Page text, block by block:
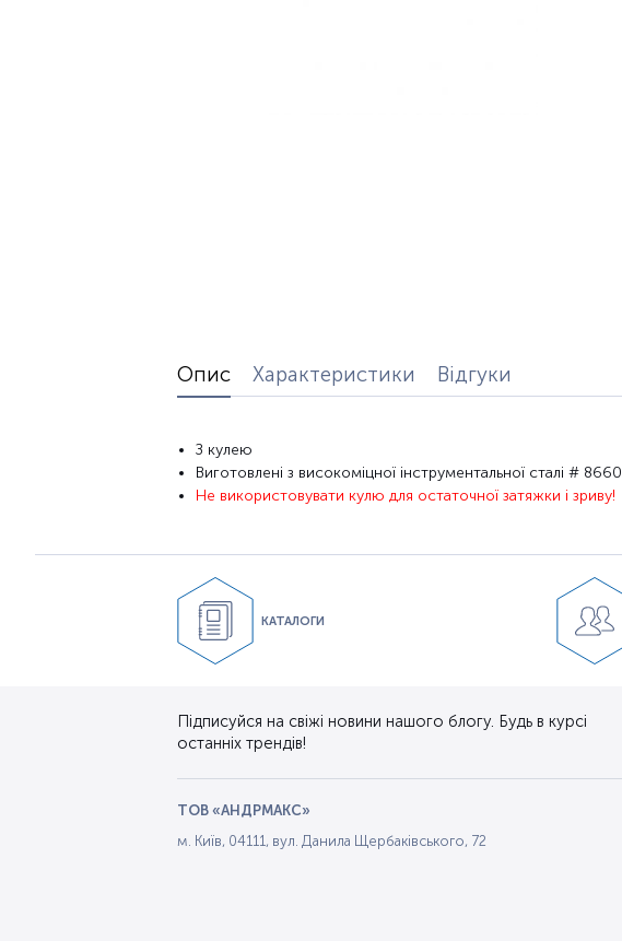
Опис Характеристики Відгуки
З кулею
Виготовлені з високоміцної інструментальної сталі # 8660
Не використовувати кулю для остаточної затяжки і зриву!
КАТАЛОГИ
Підписуйся на свіжі новини нашого блогу. Будь в курсі
останніх трендів!
ТОВ «АНДРМАКС»
м. Київ, 04111, вул. Данила Щербаківського, 72